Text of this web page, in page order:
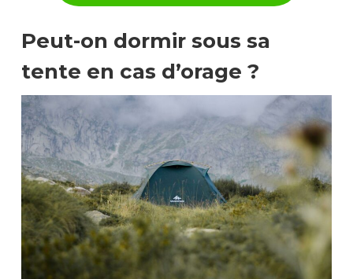
Peut-on dormir sous sa
tente en cas d’orage ?